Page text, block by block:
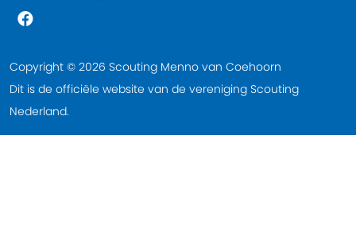
Copyright © 2026 Scouting Menno van Coehoorn
Dit is de officiële website van de vereniging Scouting
Nederland.